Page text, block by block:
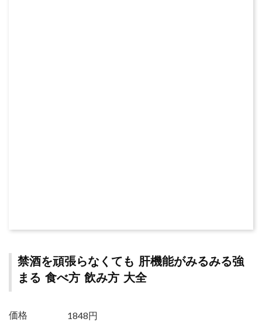
禁酒を頑張らなくても 肝機能がみるみる強
まる 食べ方 飲み方 大全
価格
1848円